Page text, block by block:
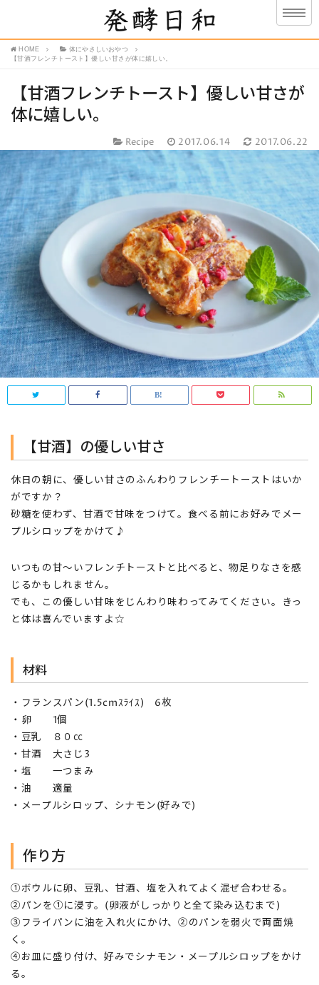
HOME
体にやさしいおやつ
【甘酒フレンチトースト】優しい甘さが体に嬉しい。
【甘酒フレンチトースト】優しい甘さが
体に嬉しい。
Recipe 2017.06.14 2017.06.22
【甘酒】の優しい甘さ
休日の朝に、優しい甘さのふんわりフレンチートーストはいか
がですか？
砂糖を使わず、甘酒で甘味をつけて。食べる前にお好みでメー
プルシロップをかけて♪
いつもの甘～いフレンチトーストと比べると、物足りなさを感
じるかもしれません。
でも、この優しい甘味をじんわり味わってみてください。きっ
と体は喜んでいますよ☆
材料
・フランスパン(1.5cmｽﾗｲｽ) 6枚
・卵 1個
・豆乳 ８０㏄
・甘酒 大さじ3
・塩 一つまみ
・油 適量
・メープルシロップ、シナモン(好みで)
作り方
①ボウルに卵、豆乳、甘酒、塩を入れてよく混ぜ合わせる。
②パンを①に浸す。(卵液がしっかりと全て染み込むまで)
③フライパンに油を入れ火にかけ、②のパンを弱火で両面焼
く。
④お皿に盛り付け、好みでシナモン・メープルシロップをかけ
る。